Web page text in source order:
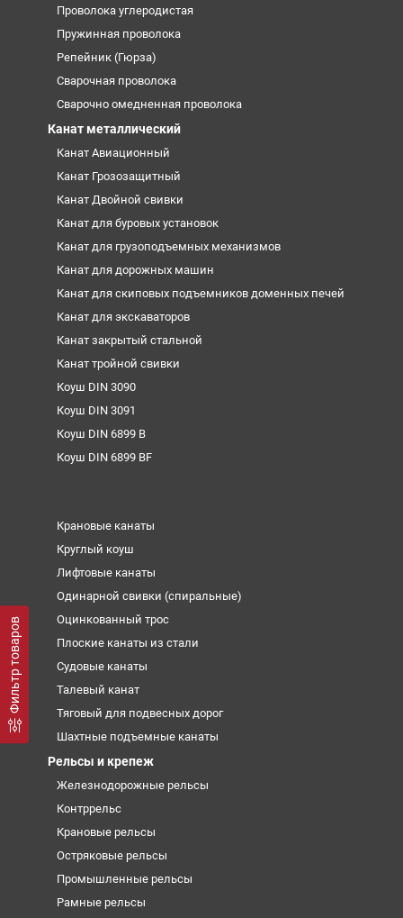
Фильтр товаров
Проволока углеродистая
Пружинная проволока
Репейник (Гюрза)
Сварочная проволока
Сварочно омедненная проволока
Канат металлический
Канат Авиационный
Канат Грозозащитный
Канат Двойной свивки
Канат для буровых установок
Канат для грузоподъемных механизмов
Канат для дорожных машин
Канат для скиповых подъемников доменных печей
Канат для экскаваторов
Канат закрытый стальной
Канат тройной свивки
Коуш DIN 3090
Коуш DIN 3091
Коуш DIN 6899 B
Коуш DIN 6899 BF
Крановые канаты
Круглый коуш
Лифтовые канаты
Одинарной свивки (спиральные)
Оцинкованный трос
Плоские канаты из стали
Судовые канаты
Талевый канат
Тяговый для подвесных дорог
Шахтные подъемные канаты
Рельсы и крепеж
Железнодорожные рельсы
Контррельс
Крановые рельсы
Остряковые рельсы
Промышленные рельсы
Рамные рельсы